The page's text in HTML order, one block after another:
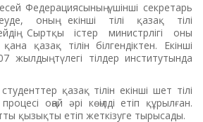
Федерациясының үшінші секретарь
оның екінші тілі қазақ тілі
Сыртқы істер министрлігі оны
қазақ тілін білгендіктен. Екінші
жылдың түлегі тілдер институтында
қазақ тілін екінші шет тілі
оңай әрі көңілді етіп құрылған.
қызықты етіп жеткізуге тырысады.